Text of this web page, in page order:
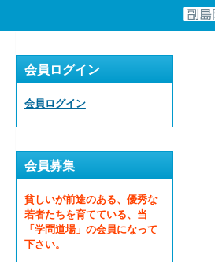
会員ログイン
会員ログイン
会員募集
貧しいが前途のある、優秀な
若者たちを育てている、当
「学問道場」の会員になって
下さい。